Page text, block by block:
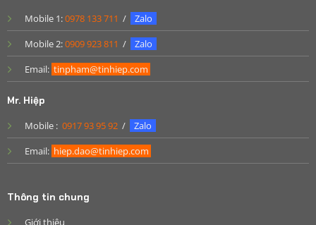
Mobile 1:0978 133 711 /
Zalo
Mobile 2:0909 923 811 /
Zalo
Email: tinpham@tinhiep.com
Mr. Hiệp
Mobile : 0917 93 95 92/
Zalo
Email: hiep.dao@tinhiep.com
Thông tin chung
Giới thiệu